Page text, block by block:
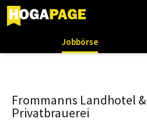
Jobbörse
Frommanns Landhotel &
Privatbrauerei